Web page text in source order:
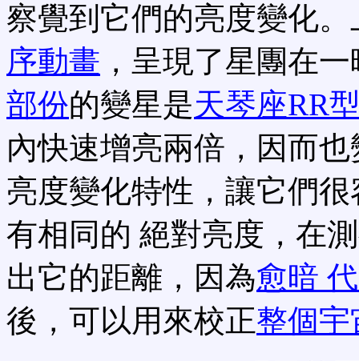
察覺到它們的亮度變化
序動畫 ，呈現了星團在
部份的變星是天琴座RR
內快速增亮兩倍，因而
亮度變化特性，讓它們
有相同的 絕對亮度，在
出它的距離，因為愈暗
後，可以用來校正整個